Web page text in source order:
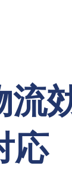
応